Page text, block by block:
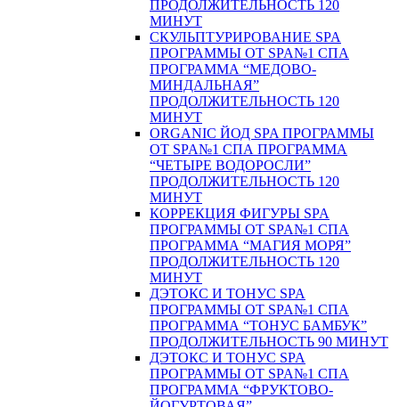
ПРОДОЛЖИТЕЛЬНОСТЬ 120
МИНУТ
СКУЛЬПТУРИРОВАНИЕ SPA
ПРОГРАММЫ ОТ SPA№1 СПА
ПРОГРАММА “МЕДОВО-
МИНДАЛЬНАЯ”
ПРОДОЛЖИТЕЛЬНОСТЬ 120
МИНУТ
ORGANIC ЙОД SPA ПРОГРАММЫ
ОТ SPA№1 СПА ПРОГРАММА
“ЧЕТЫРЕ ВОДОРОСЛИ”
ПРОДОЛЖИТЕЛЬНОСТЬ 120
МИНУТ
КОРРЕКЦИЯ ФИГУРЫ SPA
ПРОГРАММЫ ОТ SPA№1 СПА
ПРОГРАММА “МАГИЯ МОРЯ”
ПРОДОЛЖИТЕЛЬНОСТЬ 120
МИНУТ
ДЭТОКС И ТОНУС SPA
ПРОГРАММЫ ОТ SPA№1 СПА
ПРОГРАММА “ТОНУС БАМБУК”
ПРОДОЛЖИТЕЛЬНОСТЬ 90 МИНУТ
ДЭТОКС И ТОНУС SPA
ПРОГРАММЫ ОТ SPA№1 СПА
ПРОГРАММА “ФРУКТОВО-